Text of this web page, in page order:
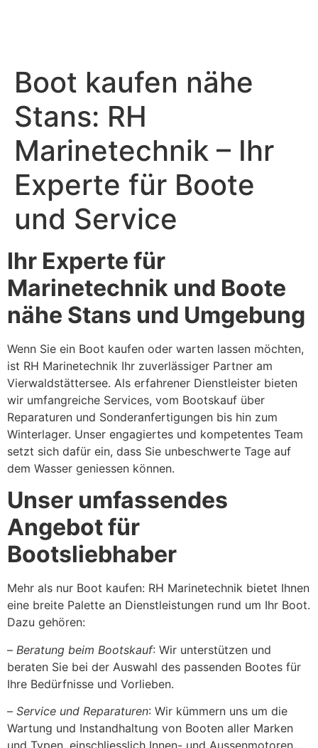
Boot kaufen nähe
Stans: RH
Marinetechnik – Ihr
Experte für Boote
und Service
Ihr Experte für
Marinetechnik und Boote
nähe Stans und Umgebung
Wenn Sie ein Boot kaufen oder warten lassen möchten,
ist RH Marinetechnik Ihr zuverlässiger Partner am
Vierwaldstättersee. Als erfahrener Dienstleister bieten
wir umfangreiche Services, vom Bootskauf über
Reparaturen und Sonderanfertigungen bis hin zum
Winterlager. Unser engagiertes und kompetentes Team
setzt sich dafür ein, dass Sie unbeschwerte Tage auf
dem Wasser geniessen können.
Unser umfassendes
Angebot für
Bootsliebhaber
Mehr als nur Boot kaufen: RH Marinetechnik bietet Ihnen
eine breite Palette an Dienstleistungen rund um Ihr Boot.
Dazu gehören:
– Beratung beim Bootskauf: Wir unterstützen und
beraten Sie bei der Auswahl des passenden Bootes für
Ihre Bedürfnisse und Vorlieben.
– Service und Reparaturen: Wir kümmern uns um die
Wartung und Instandhaltung von Booten aller Marken